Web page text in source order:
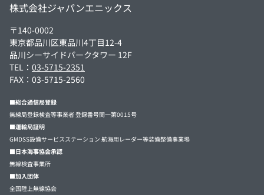
株式会社ジャパンエニックス
〒140-0002
東京都品川区東品川4丁目12-4
品川シーサイドパークタワー 12F
TEL： 03-5715-2351
FAX：03-5715-2560
■総合通信局登録
無線局登録検査等事業者 登録番号関一第0015号
■運輸局証明
GMDSS設備サービスステーション 航海用レーダー等装備整備事業場
■日本海事協会承認
無線検査事業所
■加入団体
全国陸上無線協会